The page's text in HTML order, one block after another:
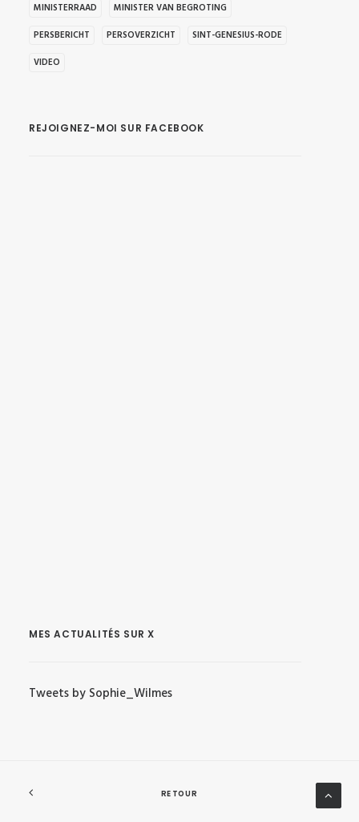
MINISTERRAAD
MINISTER VAN BEGROTING
PERSBERICHT
PERSOVERZICHT
SINT-GENESIUS-RODE
VIDEO
REJOIGNEZ-MOI SUR FACEBOOK
MES ACTUALITÉS SUR X
Tweets by Sophie_Wilmes
RETOUR